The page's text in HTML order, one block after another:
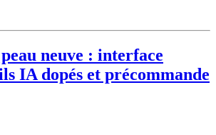
neuve : interface
IA dopés et précommande